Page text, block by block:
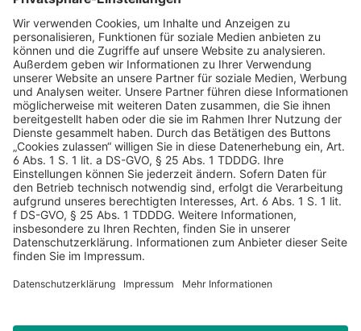
AGB Datenschutz
Impressum
Sicherheitshinweis
Compliance